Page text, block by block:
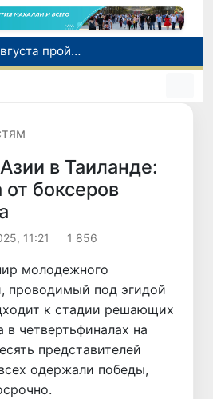
В Узбекистане 13 августа пройдет очередное тестирование по нострификации зарубежных дипломов
Узбекистан расширяет торгово-экономическое и инвестиционное сотрудничество с провинцией Цзянсу Китая
в Таиланде:
от боксеров
11:21 1 856
молодежного
проводимый под эгидой
к стадии решающих
в четвертьфиналах на
представителей
одержали победы,